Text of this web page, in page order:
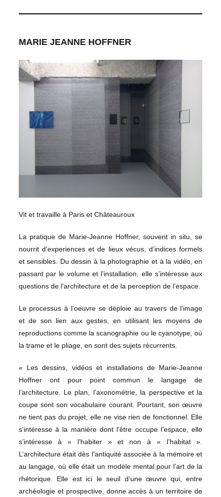
MARIE JEANNE HOFFNER
Vit et travaille à Paris et Châteauroux
La pratique de Marie-Jeanne Hoffner, souvent in situ, se
nourrit d’experiences et de lieux vécus, d’indices formels
et sensibles. Du dessin à la photographie et à la vidéo, en
passant par le volume et l’installation, elle s’intéresse aux
questions de l’architecture et de la perception de l’espace.
Le processus à l’oeuvre se déploie au travers de l’image
et de son lien aux gestes, en utilisant les moyens de
reproductions comme la scanographie ou le cyanotype, où
la trame et le pliage, en sont des sujets récurrents.
« Les dessins, vidéos et installations de Marie-Jeanne
Hoffner ont pour point commun le langage de
l’architecture. Le plan, l’axonométrie, la perspective et la
coupe sont son vocabulaire courant. Pourtant, son œuvre
ne tient pas du projet, elle ne vise rien de fonctionnel. Elle
s’intéresse à la manière dont l’être occupe l’espace, elle
s’intéresse à « l’habiter » et non à « l’habitat ».
L’architecture était dès l’antiquité associée à la mémoire et
au langage, où elle était un modèle mental pour l’art de la
rhétorique. Elle est ici le seuil d’une œuvre qui, entre
archéologie et prospective, donne accès à un territoire de